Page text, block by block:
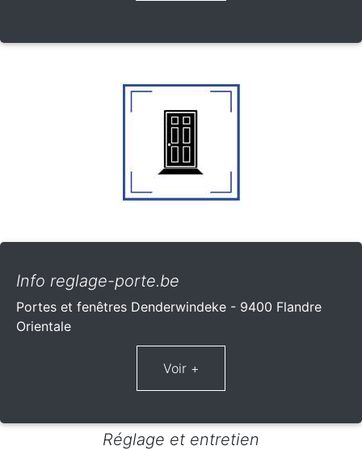
Info reglage-porte.be
Portes et fenêtres Denderwindeke - 9400 Flandre
Orientale
Réglage et entretien